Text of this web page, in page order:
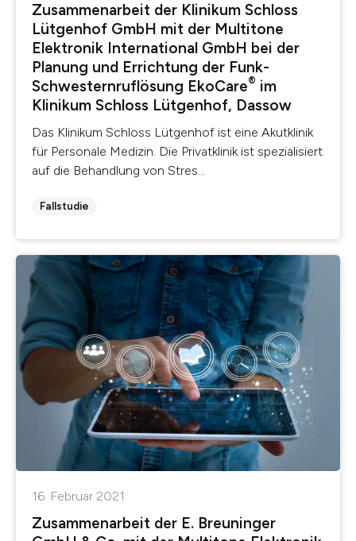
Zusammenarbeit der Klinikum Schloss
Lütgenhof GmbH mit der Multitone
Elektronik International GmbH bei der
Planung und Errichtung der Funk-
Schwesternruflösung EkoCare® im
Klinikum Schloss Lütgenhof, Dassow
Das Klinikum Schloss Lütgenhof ist eine Akutklinik
für Personale Medizin. Die Privatklinik ist spezialisiert
auf die Behandlung von Stres...
Fallstudie
16. Februar 2021
Zusammenarbeit der E. Breuninger